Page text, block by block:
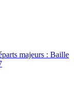
majeurs : Baille